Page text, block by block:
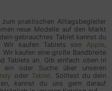
praktischen Alltagsbegleiter
neue Modelle auf den Markt
gebrauchtes Tablet kannst du
Wir kaufen Tablets von Apple
Wir kaufen eine große Bandbreite
Tablets an. Gib einfach oben in
ein oder Suche über unseren
oder Tablet . Solltest du dein
kannst du uns gern darauf
Benutzers